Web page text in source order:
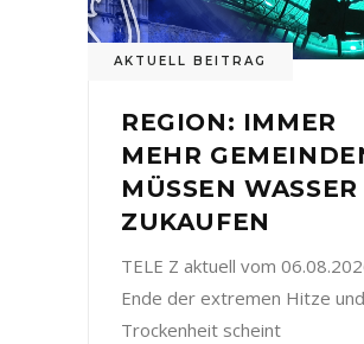
AKTUELL BEITRAG
REGION: IMMER
MEHR
MÜSSEN WASSER
ZUKAUFEN
TELE Z aktuell vom
Ende der extremen Hitze und
Trockenheit scheint